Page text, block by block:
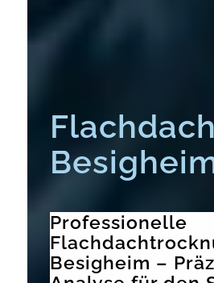
Professionelle
Besigheim –